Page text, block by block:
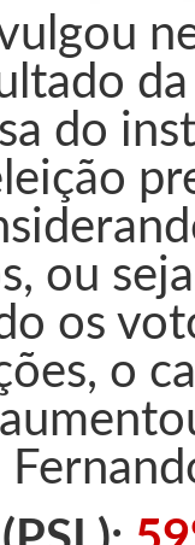
do
ou
os
o